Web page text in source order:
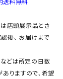
店頭展示品とさ
後、 お届けまで
どは所定の日数
りますので、希望